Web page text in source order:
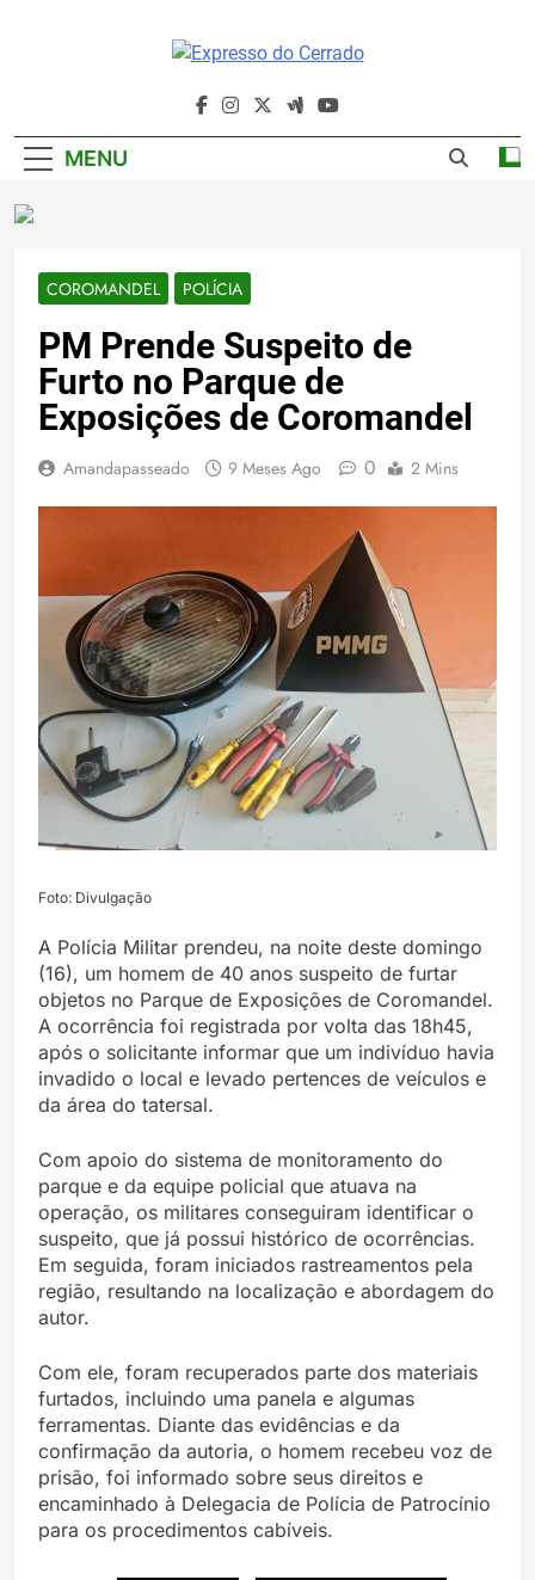
Expresso Do
Cerrado
MENU
COROMANDEL POLÍCIA
PM Prende Suspeito de
Furto no Parque de
Exposições de Coromandel
Amandapasseado 9 Meses Ago 0 2 Mins
Foto: Divulgação
A Polícia Militar prendeu, na noite deste domingo
(16), um homem de 40 anos suspeito de furtar
objetos no Parque de Exposições de Coromandel.
A ocorrência foi registrada por volta das 18h45,
após o solicitante informar que um indivíduo havia
invadido o local e levado pertences de veículos e
da área do tatersal.
Com apoio do sistema de monitoramento do
parque e da equipe policial que atuava na
operação, os militares conseguiram identificar o
suspeito, que já possui histórico de ocorrências.
Em seguida, foram iniciados rastreamentos pela
região, resultando na localização e abordagem do
autor.
Com ele, foram recuperados parte dos materiais
furtados, incluindo uma panela e algumas
ferramentas. Diante das evidências e da
confirmação da autoria, o homem recebeu voz de
prisão, foi informado sobre seus direitos e
encaminhado à Delegacia de Polícia de Patrocínio
para os procedimentos cabíveis.